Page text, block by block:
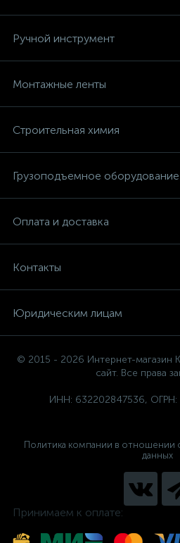
Ручной инструмент
Монтажные ленты
Строительная химия
Грузоподъемное оборудование
Оплата и доставка
Контакты
Юридическим лицам
© 2015 - 2026 Интернет-магазин
сайт. Все права
ИНН: 632202847536, ОГРН:
Политика компании в отношении
данных
Принимаем к оплате: